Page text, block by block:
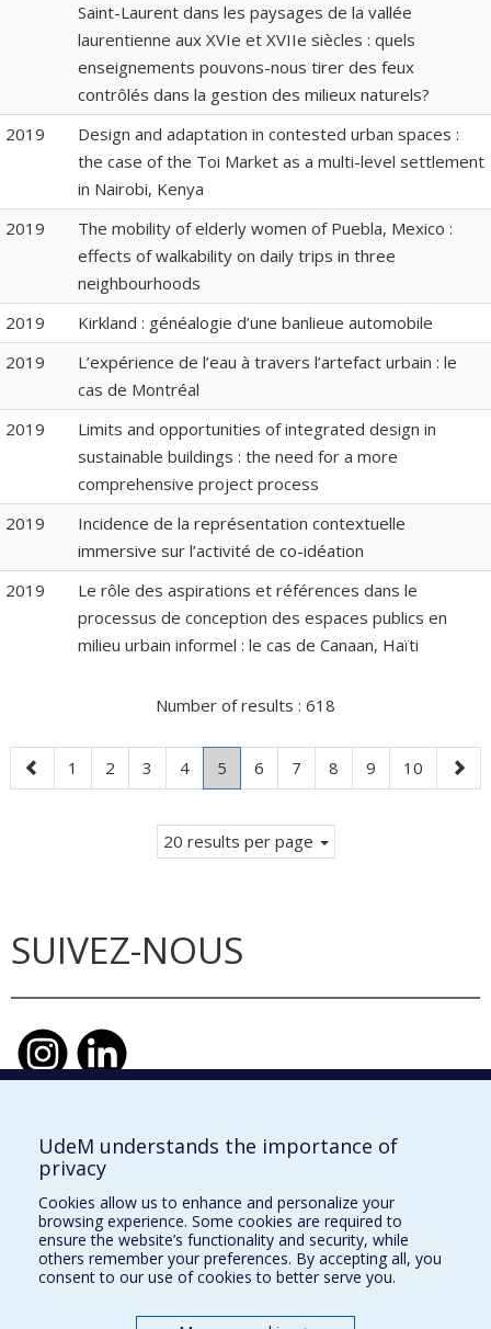
Saint-Laurent dans les paysages de la vallée
laurentienne aux XVIe et XVIIe siècles : quels
enseignements pouvons-nous tirer des feux
contrôlés dans la gestion des milieux naturels?
2019
Design and adaptation in contested urban spaces :
the case of the Toi Market as a multi-level settlement
in Nairobi, Kenya
2019
The mobility of elderly women of Puebla, Mexico :
effects of walkability on daily trips in three
neighbourhoods
2019
Kirkland : généalogie d’une banlieue automobile
2019
L’expérience de l’eau à travers l’artefact urbain : le
cas de Montréal
2019
Limits and opportunities of integrated design in
sustainable buildings : the need for a more
comprehensive project process
2019
Incidence de la représentation contextuelle
immersive sur l’activité de co-idéation
2019
Le rôle des aspirations et références dans le
processus de conception des espaces publics en
milieu urbain informel : le cas de Canaan, Haïti
Number of results : 618
Previous
page
Page
1 Page
2 Page
3 Page
4 Page
5
Current
page.
Page
6 Page
7 Page
8 Page
9 Page
10
Next
page
20 results per page
SUIVEZ-NOUS
École d'urbanisme et d'architecture de
paysage
École d'architecture
École de design
UdeM understands the importance of
privacy
Cookies allow us to enhance and personalize your
browsing experience. Some cookies are required to
ensure the website’s functionality and security, while
others remember your preferences. By accepting all, you
consent to our use of cookies to better serve you.